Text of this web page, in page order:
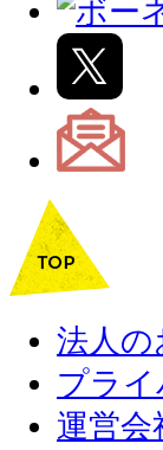
法人の
プラ
運営会